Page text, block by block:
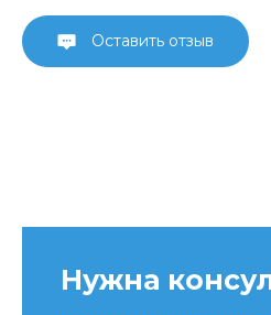
Оставить отзыв
Нужна